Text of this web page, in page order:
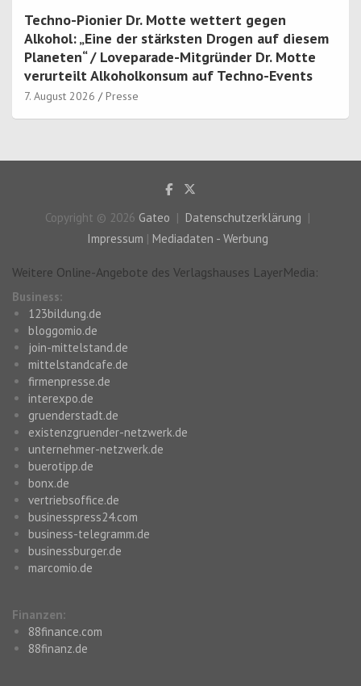
Techno-Pionier Dr. Motte wettert gegen
Alkohol: „Eine der stärksten Drogen auf diesem
Planeten“ / Loveparade-Mitgründer Dr. Motte
verurteilt Alkoholkonsum auf Techno-Events
7. August 2026 Presse
Copyright © 2026 Gateo
Datenschutzerklärung
Impressum | Mediadaten - Werbung
Weitere Online-Angebote des Verlagshauses LayerMedia:
Business:
123bildung.de
bloggomio.de
join-mittelstand.de
mittelstandcafe.de
firmenpresse.de
interexpo.de
gruenderstadt.de
existenzgruender-netzwerk.de
unternehmer-netzwerk.de
buerotipp.de
bonx.de
vertriebsoffice.de
businesspress24.com
business-telegramm.de
businessburger.de
marcomio.de
Finanzen:
88finance.com
88finanz.de